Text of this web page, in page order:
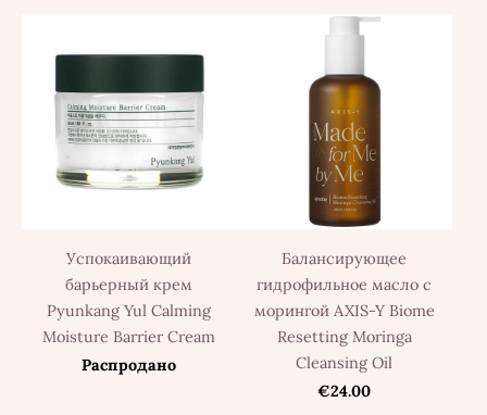
Успокаивающий
барьерный крем
Pyunkang Yul Calming
Moisture Barrier Cream
Распродано
Балансирующее
гидрофильное масло с
морингой AXIS-Y Biome
Resetting Moringa
Cleansing Oil
€24.00